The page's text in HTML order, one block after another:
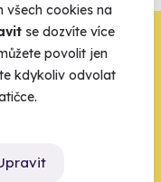
všech cookies na
se dozvíte více
povolit jen
kdykoliv odvolat
my